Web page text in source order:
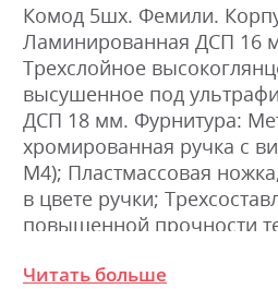
Комод 5шх. Фемили.
Ламинированная ДСП 16
Трехслойное
высушенное под
ДСП 18 мм. Фурнитура:
хромированная ручка с
М4); Пластмассовая
в цвете ручки;
повышенной прочности
Соединение деталей с
Читать больше